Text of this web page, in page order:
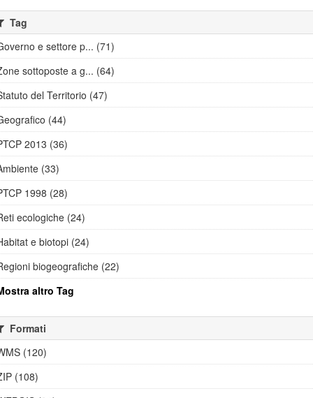
Tag
e settore p... (71)
sottoposte a g... (64)
del Territorio (47)
(44)
2013 (36)
(33)
1998 (28)
ecologiche (24)
e biotopi (24)
biogeografiche (22)
altro Tag
Formati
(120)
(108)